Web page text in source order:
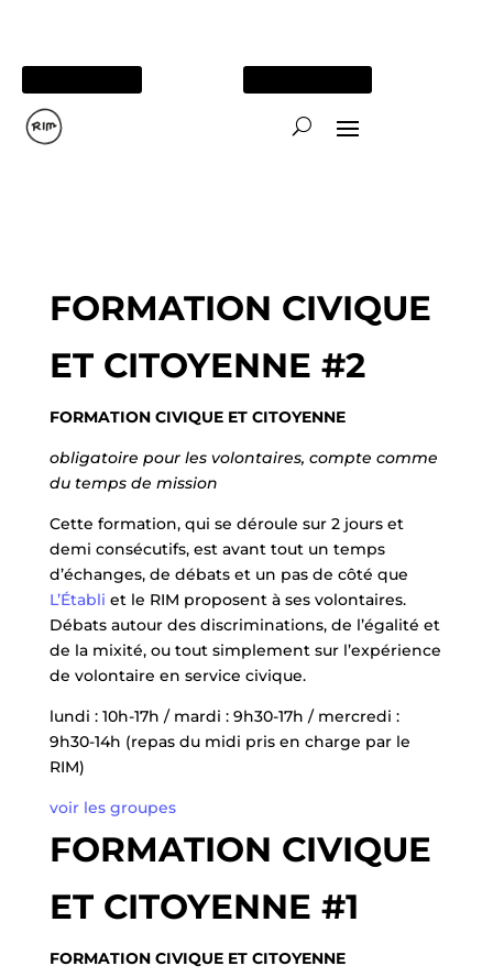
FORMATION CIVIQUE
ET CITOYENNE #2
FORMATION CIVIQUE ET CITOYENNE
obligatoire pour les volontaires, compte comme
du temps de mission
Cette formation, qui se déroule sur 2 jours et
demi consécutifs, est avant tout un temps
d’échanges, de débats et un pas de côté que
L’Établi et le RIM proposent à ses volontaires.
Débats autour des discriminations, de l’égalité et
de la mixité, ou tout simplement sur l’expérience
de volontaire en service civique.
lundi : 10h-17h / mardi : 9h30-17h / mercredi :
9h30-14h (repas du midi pris en charge par le
RIM)
voir les groupes
FORMATION CIVIQUE
ET CITOYENNE #1
FORMATION CIVIQUE ET CITOYENNE